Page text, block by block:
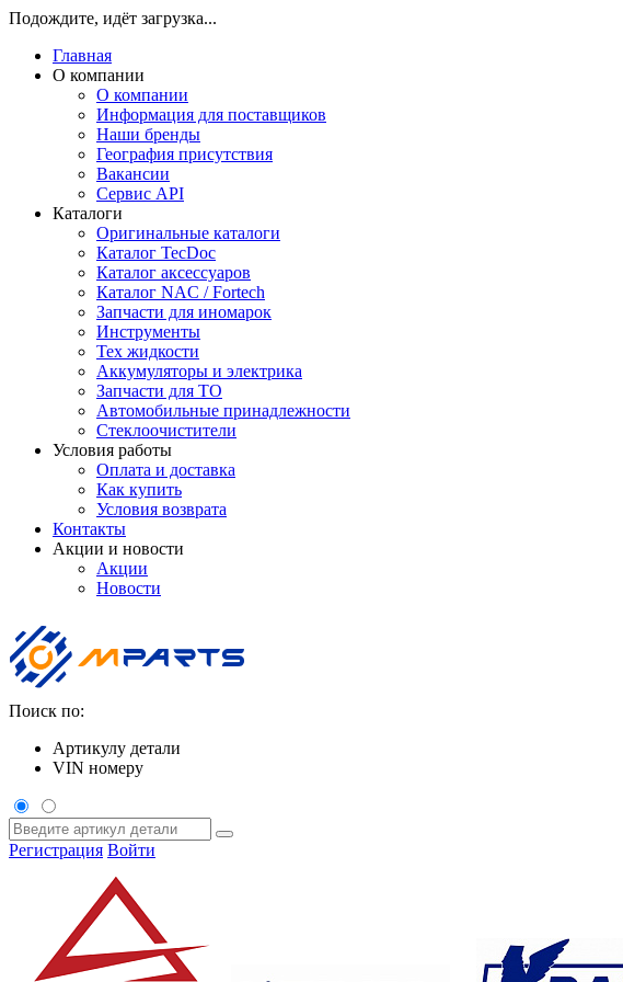
Подождите, идёт загрузка...
Главная
О компании
О компании
Информация для поставщиков
Наши бренды
География присутствия
Вакансии
Сервис API
Каталоги
Оригинальные каталоги
Каталог TecDoc
Каталог аксессуаров
Каталог NAC / Fortech
Запчасти для иномарок
Инструменты
Тех жидкости
Аккумуляторы и электрика
Запчасти для ТО
Автомобильные принадлежности
Стеклоочистители
Условия работы
Оплата и доставка
Как купить
Условия возврата
Контакты
Акции и новости
Акции
Новости
Поиск по:
Артикулу детали
VIN номеру
Регистрация Войти